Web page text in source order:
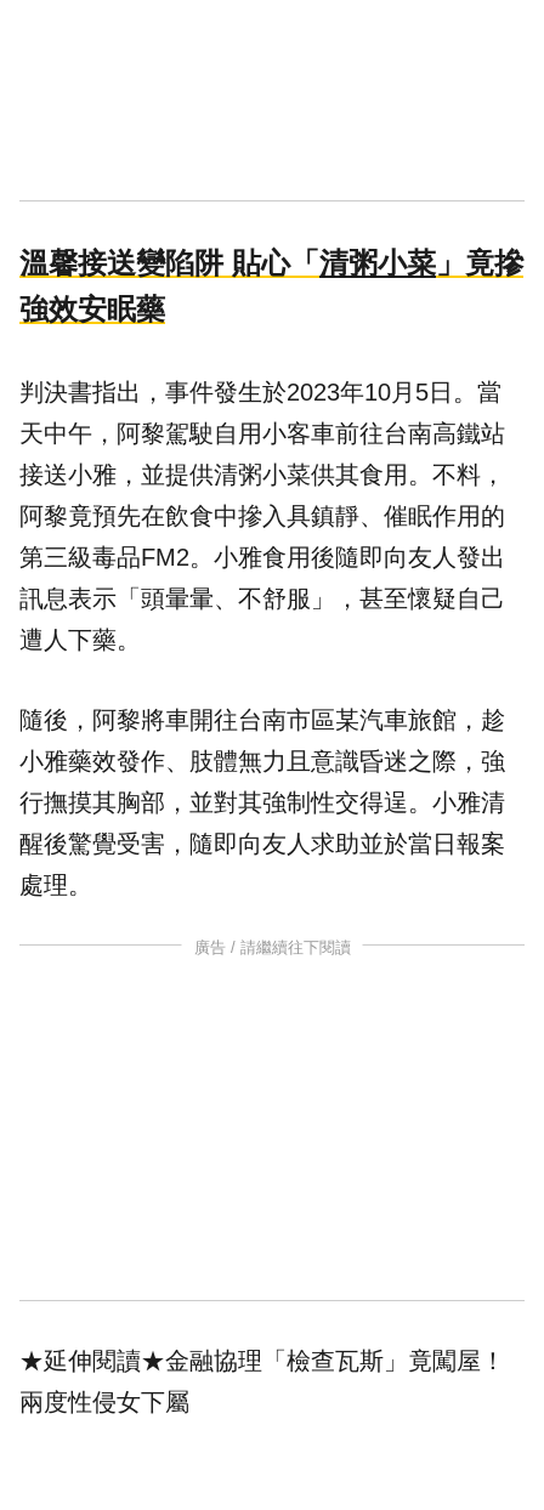
溫馨接送變陷阱 貼心「 清粥小菜 」竟摻
強效安眠藥
判決書指出，事件發生於2023年10月5日。當
天中午，阿黎駕駛自用小客車前往台南高鐵站
接送小雅，並提供清粥小菜供其食用。不料，
阿黎竟預先在飲食中摻入具鎮靜、催眠作用的
第三級毒品FM2。小雅食用後隨即向友人發出
訊息表示「頭暈暈、不舒服」，甚至懷疑自己
遭人下藥。
隨後，阿黎將車開往台南市區某汽車旅館，趁
小雅藥效發作、肢體無力且意識昏迷之際，強
行撫摸其胸部，並對其強制性交得逞。小雅清
醒後驚覺受害，隨即向友人求助並於當日報案
處理。
廣告 / 請繼續往下閱讀
★延伸閱讀★金融協理「檢查瓦斯」竟闖屋！
兩度性侵女下屬